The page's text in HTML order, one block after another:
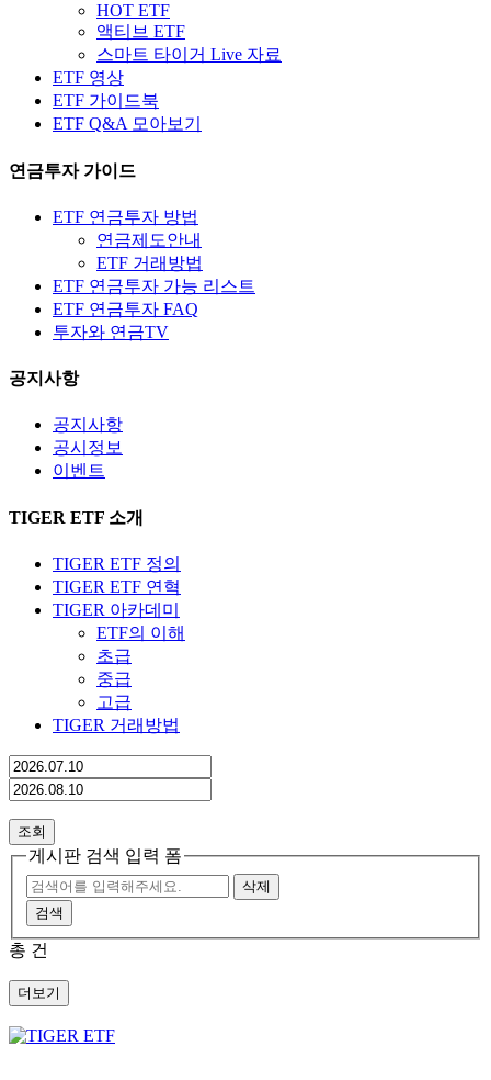
HOT ETF
액티브 ETF
스마트 타이거 Live 자료
ETF 영상
ETF 가이드북
ETF Q&A 모아보기
연금투자 가이드
ETF 연금투자 방법
연금제도안내
ETF 거래방법
ETF 연금투자 가능 리스트
ETF 연금투자 FAQ
투자와 연금TV
공지사항
공지사항
공시정보
이벤트
TIGER ETF 소개
TIGER ETF 정의
TIGER ETF 연혁
TIGER 아카데미
ETF의 이해
초급
중급
고급
TIGER 거래방법
조회
게시판 검색 입력 폼
삭제
검색
총 건
더보기